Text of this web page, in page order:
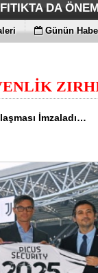
DA
BİLE
EN UYGUNLAR
YAPTILAR
RENK
Günün
İmzaladı…